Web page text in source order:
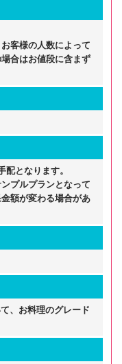
客様の人数によって
合はお値段に含まず
となります。
プルプランとなって
額が変わる場合があ
、お料理のグレード